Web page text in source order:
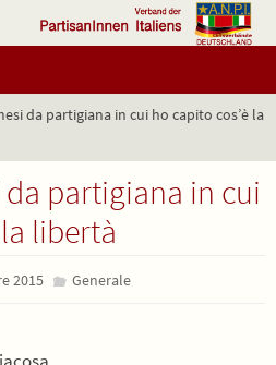
da partigiana in cui ho capito cos’è la
partigiana in cui
libertà
2015 Generale